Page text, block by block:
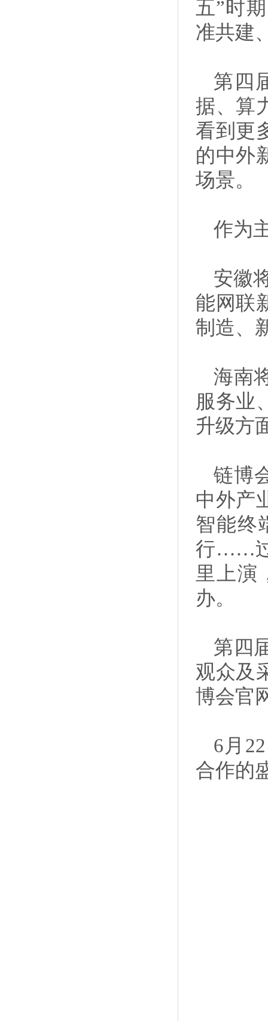
五”时
准共建
第四
据、算
看到更
的中外
场景。
作为
安徽
能网联
制造、
海南
服务业
升级方
链博
中外产
智能终
行……过
里上演
办。
第四
观众及
博会官
6月
合作的